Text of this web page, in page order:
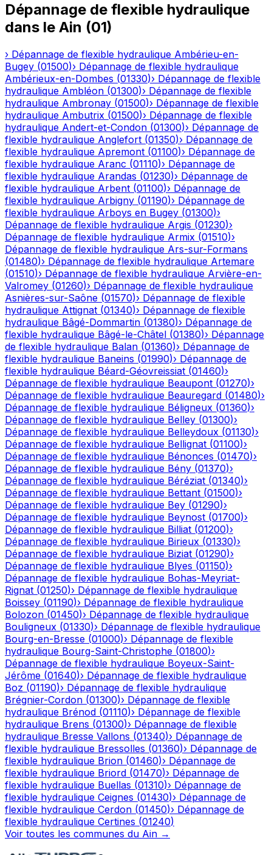
Dépannage de flexible hydraulique
dans le Ain (01)
› Dépannage de flexible hydraulique Ambérieu-en-
Bugey (01500)› Dépannage de flexible hydraulique
Ambérieux-en-Dombes (01330)› Dépannage de flexible
hydraulique Ambléon (01300)› Dépannage de flexible
hydraulique Ambronay (01500)› Dépannage de flexible
hydraulique Ambutrix (01500)› Dépannage de flexible
hydraulique Andert-et-Condon (01300)› Dépannage de
flexible hydraulique Anglefort (01350)› Dépannage de
flexible hydraulique Apremont (01100)› Dépannage de
flexible hydraulique Aranc (01110)› Dépannage de
flexible hydraulique Arandas (01230)› Dépannage de
flexible hydraulique Arbent (01100)› Dépannage de
flexible hydraulique Arbigny (01190)› Dépannage de
flexible hydraulique Arboys en Bugey (01300)›
Dépannage de flexible hydraulique Argis (01230)›
Dépannage de flexible hydraulique Armix (01510)›
Dépannage de flexible hydraulique Ars-sur-Formans
(01480)› Dépannage de flexible hydraulique Artemare
(01510)› Dépannage de flexible hydraulique Arvière-en-
Valromey (01260)› Dépannage de flexible hydraulique
Asnières-sur-Saône (01570)› Dépannage de flexible
hydraulique Attignat (01340)› Dépannage de flexible
hydraulique Bâgé-Dommartin (01380)› Dépannage de
flexible hydraulique Bâgé-le-Châtel (01380)› Dépannage
de flexible hydraulique Balan (01360)› Dépannage de
flexible hydraulique Baneins (01990)› Dépannage de
flexible hydraulique Béard-Géovreissiat (01460)›
Dépannage de flexible hydraulique Beaupont (01270)›
Dépannage de flexible hydraulique Beauregard (01480)›
Dépannage de flexible hydraulique Béligneux (01360)›
Dépannage de flexible hydraulique Belley (01300)›
Dépannage de flexible hydraulique Belleydoux (01130)›
Dépannage de flexible hydraulique Bellignat (01100)›
Dépannage de flexible hydraulique Bénonces (01470)›
Dépannage de flexible hydraulique Bény (01370)›
Dépannage de flexible hydraulique Béréziat (01340)›
Dépannage de flexible hydraulique Bettant (01500)›
Dépannage de flexible hydraulique Bey (01290)›
Dépannage de flexible hydraulique Beynost (01700)›
Dépannage de flexible hydraulique Billiat (01200)›
Dépannage de flexible hydraulique Birieux (01330)›
Dépannage de flexible hydraulique Biziat (01290)›
Dépannage de flexible hydraulique Blyes (01150)›
Dépannage de flexible hydraulique Bohas-Meyriat-
Rignat (01250)› Dépannage de flexible hydraulique
Boissey (01190)› Dépannage de flexible hydraulique
Bolozon (01450)› Dépannage de flexible hydraulique
Bouligneux (01330)› Dépannage de flexible hydraulique
Bourg-en-Bresse (01000)› Dépannage de flexible
hydraulique Bourg-Saint-Christophe (01800)›
Dépannage de flexible hydraulique Boyeux-Saint-
Jérôme (01640)› Dépannage de flexible hydraulique
Boz (01190)› Dépannage de flexible hydraulique
Brégnier-Cordon (01300)› Dépannage de flexible
hydraulique Brénod (01110)› Dépannage de flexible
hydraulique Brens (01300)› Dépannage de flexible
hydraulique Bresse Vallons (01340)› Dépannage de
flexible hydraulique Bressolles (01360)› Dépannage de
flexible hydraulique Brion (01460)› Dépannage de
flexible hydraulique Briord (01470)› Dépannage de
flexible hydraulique Buellas (01310)› Dépannage de
flexible hydraulique Ceignes (01430)› Dépannage de
flexible hydraulique Cerdon (01450)› Dépannage de
flexible hydraulique Certines (01240)
Voir toutes les communes du Ain →